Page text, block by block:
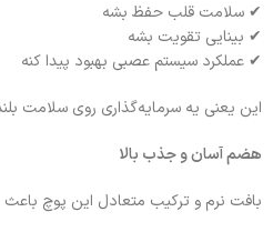
✔ سلامت قلب حفظ بشه
✔ بینایی تقویت بشه
✔ عملکرد سیستم عصبی بهبود پیدا کنه
این یعنی یه سرمایه‌گذاری روی سلامت
هضم آسان و جذب بالا
بافت نرم و ترکیب متعادل این پوچ